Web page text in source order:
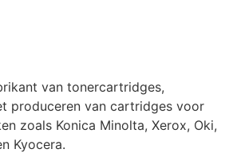
van tonercartridges,
produceren van cartridges voor
zoals Konica Minolta, Xerox, Oki,
Kyocera.